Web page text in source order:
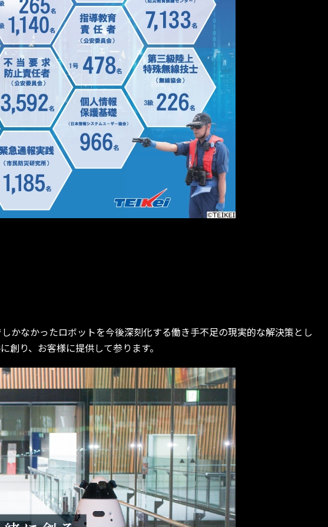
なかったロボットを今後深刻化する働き手不足の現実的な解決策とし
り、お客様に提供して参ります。